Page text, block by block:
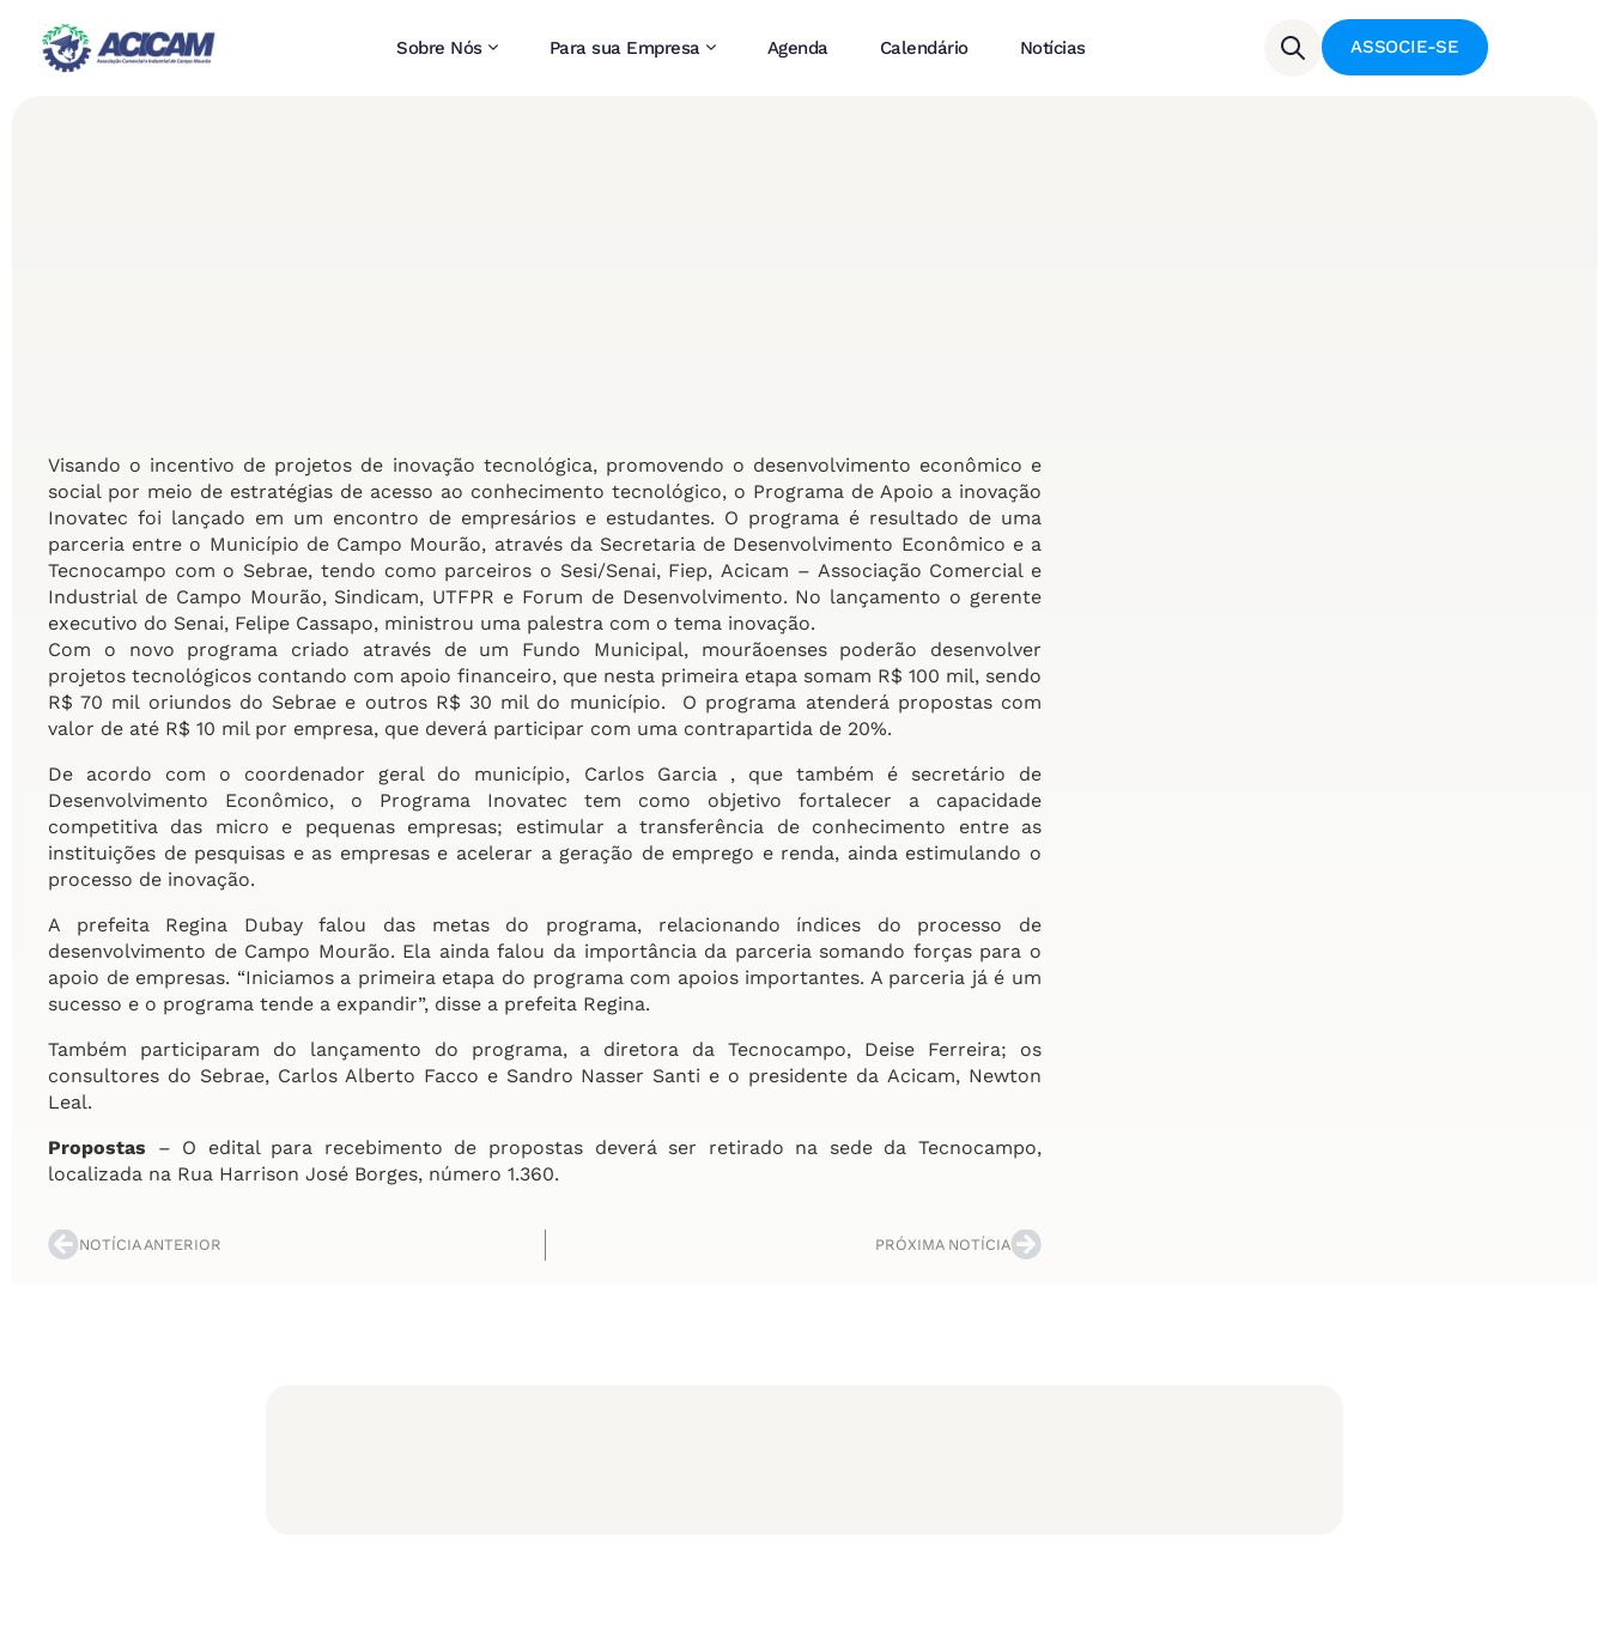
Sobre Nós Para sua Empresa Agenda Calendário Notícias ASSOCIE-SE
Visando o incentivo de projetos de inovação tecnológica, promovendo o desenvolvimento econômico e
social por meio de estratégias de acesso ao conhecimento tecnológico, o Programa de Apoio a inovação
Inovatec foi lançado em um encontro de empresários e estudantes. O programa é resultado de uma
parceria entre o Município de Campo Mourão, através da Secretaria de Desenvolvimento Econômico e a
Tecnocampo com o Sebrae, tendo como parceiros o Sesi/Senai, Fiep, Acicam – Associação Comercial e
Industrial de Campo Mourão, Sindicam, UTFPR e Forum de Desenvolvimento. No lançamento o gerente
executivo do Senai, Felipe Cassapo, ministrou uma palestra com o tema inovação.
Com o novo programa criado através de um Fundo Municipal, mourãoenses poderão desenvolver
projetos tecnológicos contando com apoio financeiro, que nesta primeira etapa somam R$ 100 mil, sendo
R$ 70 mil oriundos do Sebrae e outros R$ 30 mil do município. O programa atenderá propostas com
valor de até R$ 10 mil por empresa, que deverá participar com uma contrapartida de 20%.
De acordo com o coordenador geral do município, Carlos Garcia , que também é secretário de
Desenvolvimento Econômico, o Programa Inovatec tem como objetivo fortalecer a capacidade
competitiva das micro e pequenas empresas; estimular a transferência de conhecimento entre as
instituições de pesquisas e as empresas e acelerar a geração de emprego e renda, ainda estimulando o
processo de inovação.
A prefeita Regina Dubay falou das metas do programa, relacionando índices do processo de
desenvolvimento de Campo Mourão. Ela ainda falou da importância da parceria somando forças para o
apoio de empresas. “Iniciamos a primeira etapa do programa com apoios importantes. A parceria já é um
sucesso e o programa tende a expandir”, disse a prefeita Regina.
Também participaram do lançamento do programa, a diretora da Tecnocampo, Deise Ferreira; os
consultores do Sebrae, Carlos Alberto Facco e Sandro Nasser Santi e o presidente da Acicam, Newton
Leal.
Propostas – O edital para recebimento de propostas deverá ser retirado na sede da Tecnocampo,
localizada na Rua Harrison José Borges, número 1.360.
NOTÍCIA ANTERIOR PRÓXIMA NOTÍCIA